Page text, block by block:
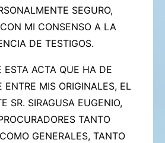
SEGURO,
MI CONSENSO A LA
DE TESTIGOS.
ESTA ACTA QUE HA DE
ENTRE MIS ORIGINALES, EL
SR. SIRAGUSA EUGENIO,
TANTO
GENERALES, TANTO